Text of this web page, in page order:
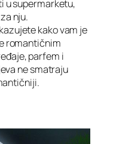
u supermarketu,
nju.
kako vam je
romantičnim
parfem i
ne smatraju